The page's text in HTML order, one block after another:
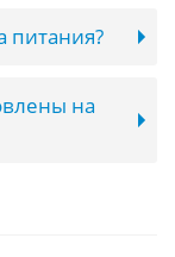
питания?
на